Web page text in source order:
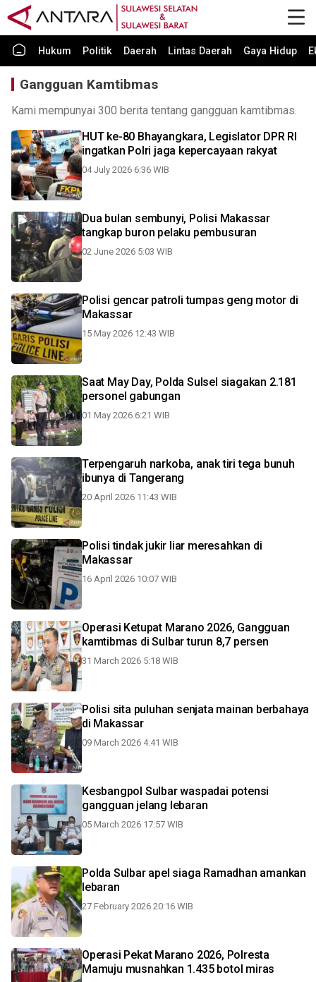
Hukum Politik Daerah Lintas Daerah Gaya Hidup
Gangguan Kamtibmas
Kami mempunyai 300 berita tentang gangguan kamtibmas.
HUT ke-80 Bhayangkara, Legislator DPR RI
ingatkan Polri jaga kepercayaan rakyat
04 July 2026 6:36 WIB
Dua bulan sembunyi, Polisi Makassar
tangkap buron pelaku pembusuran
02 June 2026 5:03 WIB
Polisi gencar patroli tumpas geng motor di
Makassar
15 May 2026 12:43 WIB
Saat May Day, Polda Sulsel siagakan 2.181
personel gabungan
01 May 2026 6:21 WIB
Terpengaruh narkoba, anak tiri tega bunuh
ibunya di Tangerang
20 April 2026 11:43 WIB
Polisi tindak jukir liar meresahkan di
Makassar
16 April 2026 10:07 WIB
Operasi Ketupat Marano 2026, Gangguan
kamtibmas di Sulbar turun 8,7 persen
31 March 2026 5:18 WIB
Polisi sita puluhan senjata mainan berbahaya
di Makassar
09 March 2026 4:41 WIB
Kesbangpol Sulbar waspadai potensi
gangguan jelang lebaran
05 March 2026 17:57 WIB
Polda Sulbar apel siaga Ramadhan amankan
lebaran
27 February 2026 20:16 WIB
Operasi Pekat Marano 2026, Polresta
Mamuju musnahkan 1.435 botol miras